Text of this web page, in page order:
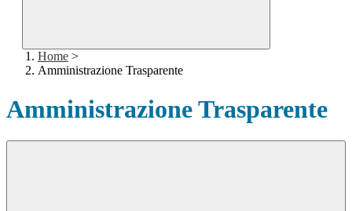
Home >
Amministrazione Trasparente
Amministrazione Trasparente